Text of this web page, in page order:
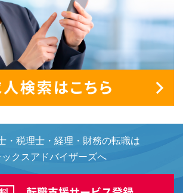
・税理士・経理・財務の転職は
ックスアドバイザーズへ